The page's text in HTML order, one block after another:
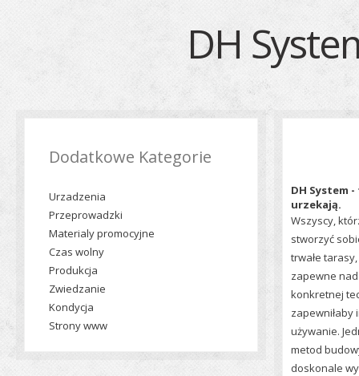
DH
Dodatkowe Kategorie
Urzadzenia
Przeprowadzki
Materialy promocyjne
Czas wolny
Produkcja
Zwiedzanie
Kondycja
Strony www
DH System
urzekają.
Wszyscy,
stworzyć
trwałe
zapewne
konkretnej
zapewniłaby
używanie.
metod
doskonale